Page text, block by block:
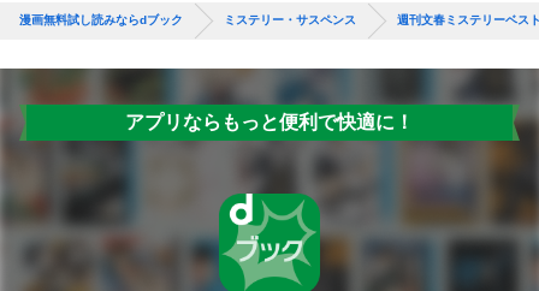
漫画無料試し読みならdブック ミステリー・サスペンス 週刊文春ミステリーベ
アプリならもっと便利で快適に！